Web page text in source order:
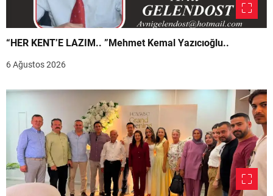
“HER KENT’E LAZIM.. ”Mehmet Kemal Yazıcıoğlu..
6 Ağustos 2026